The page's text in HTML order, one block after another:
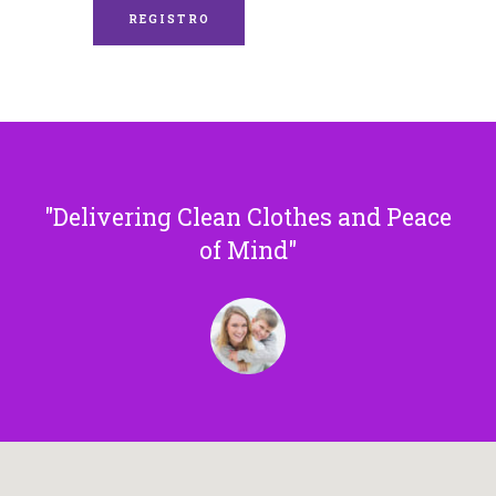
Delivering Clean Clothes and Peace
of Mind